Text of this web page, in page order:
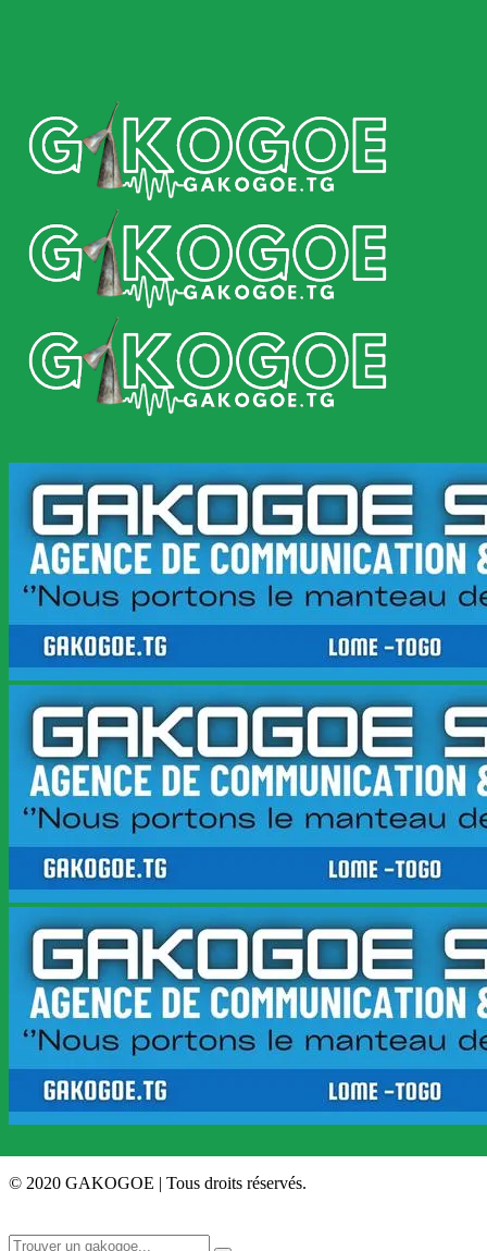
© 2020 GAKOGOE | Tous droits réservés.